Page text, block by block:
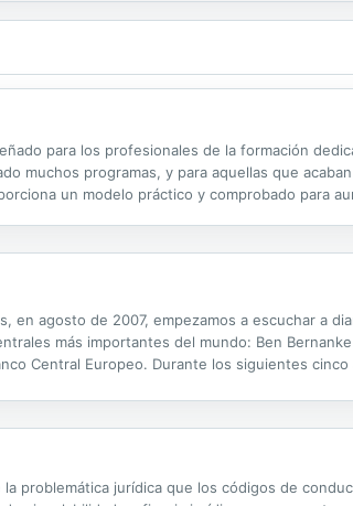
para los profesionales de la formación
muchos programas, y para aquellas que
un modelo práctico y comprobado para
en agosto de 2007, empezamos a escuchar a
más importantes del mundo: Ben
Central Europeo. Durante los siguientes
problemática jurídica que los códigos de